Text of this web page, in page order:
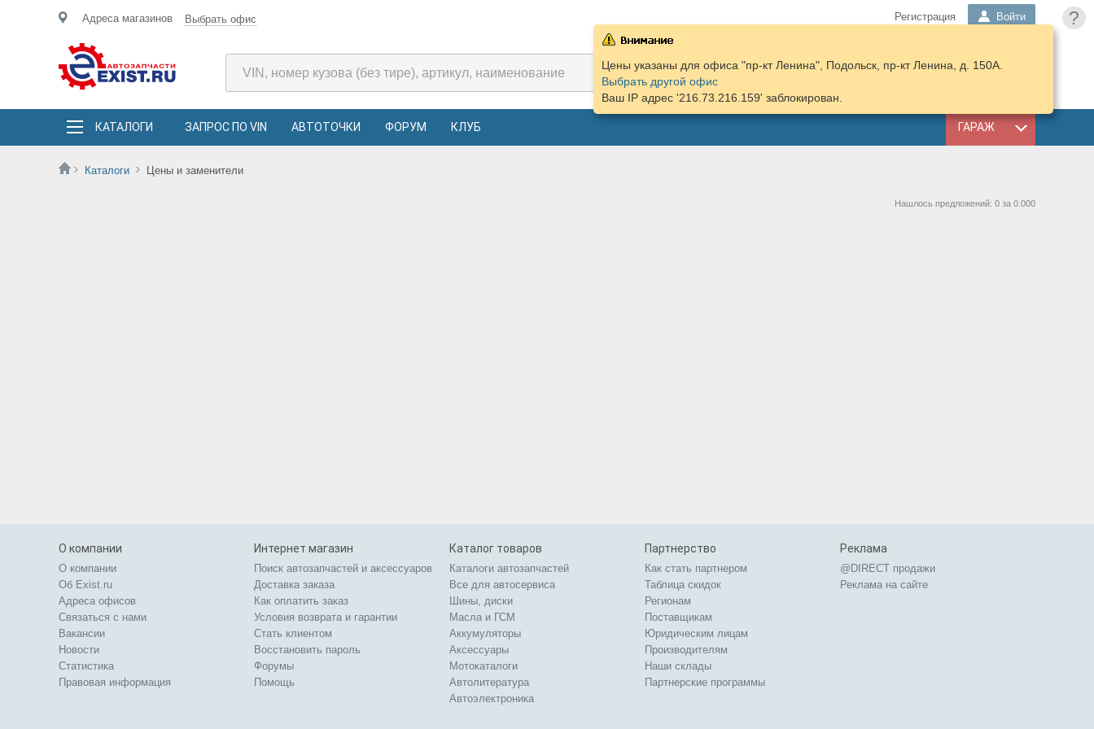
?
Адреса магазинов Выбрать офис Регистрация Войти
КОРЗИНА
ПОДОБРАТЬ
КАТАЛОГИ ЗАПРОС ПО VIN АВТОТОЧКИ ФОРУМ КЛУБ ГАРАЖ
Каталоги Цены и заменители
Цены указаны для офиса "пр-кт Ленина", Подольск, пр-кт Ленина, д. 150А.
Выбрать другой офис
Ваш IP адрес '216.73.216.159' заблокирован.
Нашлось предложений: 0 за 0.000
О компании
О компании
Об Exist.ru
Адреса офисов
Связаться с нами
Вакансии
Новости
Статистика
Правовая информация
Интернет магазин
Поиск автозапчастей и аксессуаров
Доставка заказа
Как оплатить заказ
Условия возврата и гарантии
Стать клиентом
Восстановить пароль
Форумы
Помощь
Каталог товаров
Каталоги автозапчастей
Все для автосервиса
Шины, диски
Масла и ГСМ
Аккумуляторы
Аксессуары
Мотокаталоги
Автолитература
Автоэлектроника
Партнерство
Как стать партнером
Таблица скидок
Регионам
Поставщикам
Юридическим лицам
Производителям
Наши склады
Партнерские программы
Реклама
@DIRECT продажи
Реклама на сайте